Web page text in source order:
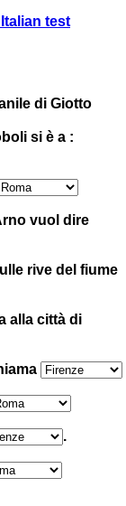
test
di Giotto
si è a :
vuol dire
rive del fiume
alla città di
.